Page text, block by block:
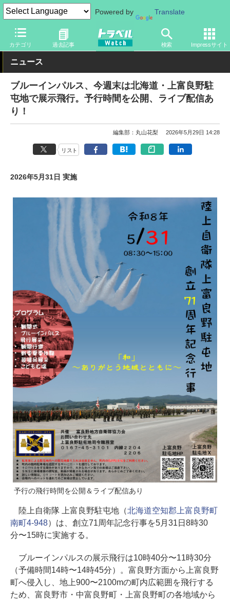
Powered by Translate
カテゴリ 過去記事 検索 Impressサイト
トラベル Watch 地域 国内旅行 北海道
ニュース
ブルーインパルス、今週末は北海道・上富良野駐
屯地で展示飛行。予行時間を公開、ライブ配信あ
り！
編集部：丸山花梨 2026年5月29日 14:28
リスト
2026年5月31日 実施
予行の飛行時間を公開＆ライブ配信あり
陸上自衛隊 上富良野駐屯地（北海道空知郡上富良野町
南町4-948）は、創立71周年記念行事を5月31日8時30
分〜15時に実施する。
ブルーインパルスの展示飛行は10時40分〜11時30分
（予備時間14時〜14時45分）。富良野方面から上富良野
町へ侵入し、地上900〜2100mの町内広範囲を飛行する
ため、富良野市・中富良野町・上富良野町の各地域から